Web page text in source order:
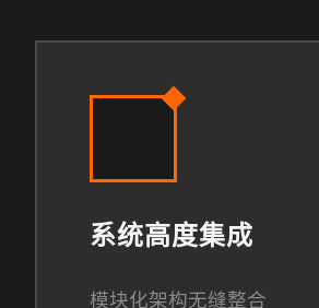
系统高度集成
模块化架构无缝整合